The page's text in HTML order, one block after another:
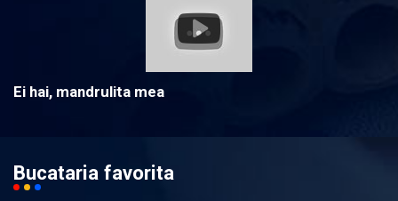
Ei hai, mandrulita mea
Bucataria favorita